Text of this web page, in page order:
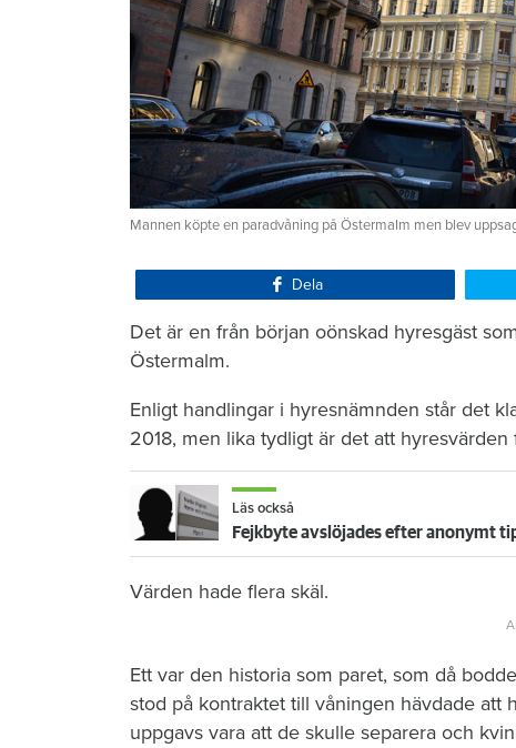
Mannen köpte en paradvåning på Östermalm men blev
Dela
Det är en från början oönskad hyresgäst
Östermalm.
Enligt handlingar i hyresnämnden står det
2018, men lika tydligt är det att
Läs också
Fejkbyte avslöjades efter anonymt
Värden hade flera skäl.
Ett var den historia som paret, som då
stod på kontraktet till våningen hävdade att
uppgavs vara att de skulle separera och